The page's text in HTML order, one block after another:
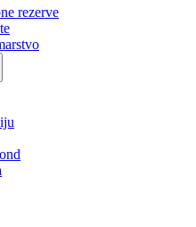
civilne zaštite
rezerve